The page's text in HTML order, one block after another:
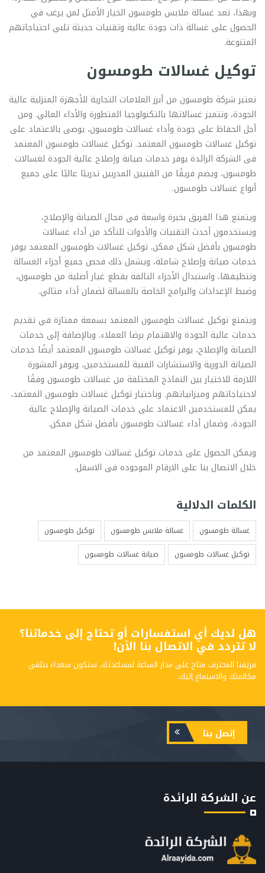
وبهذا، تعد غسالة ملابس طومسون الخيار الأمثل لمن يرغب في
الحصول على غسالة ذات جودة عالية وتقنيات حديثة تلبي احتياجاتهم
المتنوعة.
توكيل غسالات طومسون
تعتبر شركة طومسون من أبرز العلامات التجارية للأجهزة المنزلية عالية
الجودة، وتتميز غسالاتها بالتكنولوجيا المتطورة والأداء العالي. ومن
أجل الحفاظ على جودة وأداء غسالات طومسون، يوصى بالاعتماد على
توكيل غسالات طومسون المعتمد. توكيل غسالات طومسون المعتمد
فى الشركة الرائدة يوفر خدمات صيانة وإصلاح عالية الجودة لغسالات
طومسون، ويضم فريقًا من الفنيين المدربين تدريبًا عاليًا على جميع
أنواع غسالات طومسون.
ويتمتع هذا الفريق بخبرة واسعة في مجال الصيانة والإصلاح،
ويستخدمون أحدث التقنيات والأدوات للتأكد من أداء غسالات
طومسون بأفضل شكل ممكن. توكيل غسالات طومسون المعتمد يوفر
خدمات صيانة وإصلاح شاملة، ويشمل ذلك فحص جميع أجزاء الغسالة
وتنظيفها، واستبدال الأجزاء التالفة بقطع غيار أصلية من طومسون،
وضبط الإعدادات والبرامج الخاصة بالغسالة لضمان أداء مثالي.
ويتمتع توكيل غسالات طومسون المعتمد بسمعة ممتازة في تقديم
خدمات عالية الجودة والاهتمام برضا العملاء. وبالإضافة إلى خدمات
الصيانة والإصلاح، يوفر توكيل غسالات طومسون المعتمد أيضًا خدمات
الصيانة الدورية والاستشارات الفنية للمستخدمين، ويوفر المشورة
اللازمة للاختيار بين النماذج المختلفة من غسالات طومسون وفقًا
لاحتياجاتهم وميزانياتهم. وباختيار توكيل غسالات طومسون المعتمد،
يمكن للمستخدمين الاعتماد على خدمات الصيانة والإصلاح عالية
الجودة، وضمان أداء غسالات طومسون بأفضل شكل ممكن.
ويمكن الحصول على خدمات توكيل غسالات طومسون المعتمد من
خلال الاتصال بنا على الارقام الموجوده فى الاسفل.
الكلمات الدلالية
غسالة طومسون غسالة ملابس طومسون
توكيل طومسون
توكيل غسالات طومسون
صيانة غسالات طومسون
هل لديك أي استفسارات أو تحتاج إلى خدماتنا؟
لا تتردد في الاتصال بنا الآن!
فريقنا المحترف متاح على مدار الساعة لمساعدتك. سنكون سعداء بتلقي
مكالمتك والاستماع إليك.
إتصل بنا
عن الشركة الرائدة